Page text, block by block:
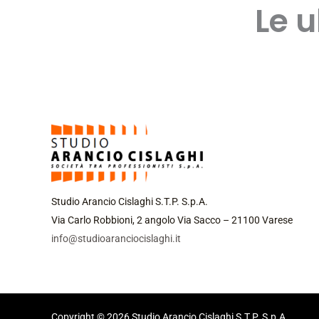
Le
Studio Arancio Cislaghi S.T.P. S.p.A.
Via Carlo Robbioni, 2 angolo Via Sacco – 21100 Varese
info@studioaranciocislaghi.it
Copyright © 2026 Studio Arancio Cislaghi S.T.P. S.p.A.